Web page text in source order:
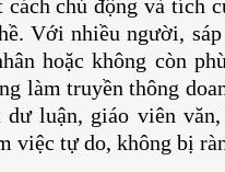
chủ động và tích
Với nhiều người,
hoặc không còn
làm truyền thông
luận, giáo viên
việc tự do, không bị